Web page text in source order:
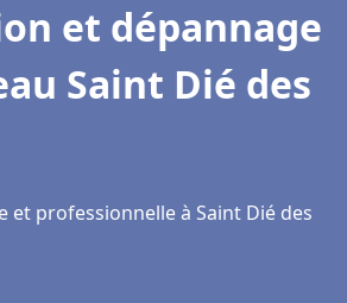
et dépannage
Saint Dié des
professionnelle à Saint Dié des